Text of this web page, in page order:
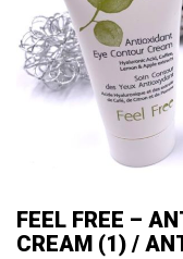
FEEL FREE –
CREAM (1) /